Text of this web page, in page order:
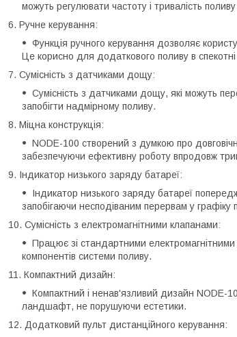
можуть регулювати частоту і тривалість
Ручне керування:
Функція ручного керування дозволяє
Це корисно для додаткового поливу в
Сумісність з датчиками дощу:
Сумісність з датчиками дощу, які можуть
запобігти надмірному поливу.
Міцна конструкція:
NODE-100 створений з думкою про
забезпечуючи ефективну роботу впродовж
Індикатор низького заряду батареї:
Індикатор низького заряду батареї
запобігаючи несподіваним перервам у графіку
Сумісність з електромагнітними клапанами:
Працює зі стандартними
компонентів системи поливу.
Компактний дизайн:
Компактний і ненав'язливий дизайн NODE-
ландшафт, не порушуючи естетики.
Додатковий пульт дистанційного керування: